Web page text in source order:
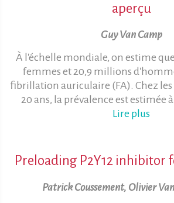
aperçu
Guy Van Camp
À l'échelle mondiale, on estime
femmes et 20,9 millions
fibrillation auriculaire (FA). Chez les
20 ans, la prévalence est estimée
Lire plus
Preloading P2Y12 inhibitor
Patrick Coussement, Olivier